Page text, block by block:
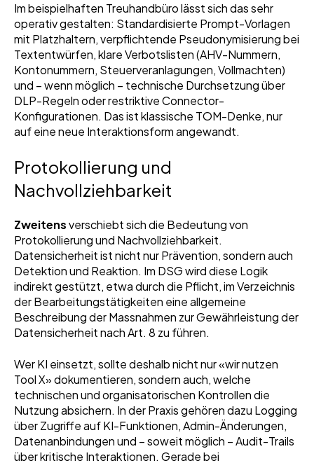
Im beispielhaften Treuhandbüro lässt sich das sehr
operativ gestalten: Standardisierte Prompt-Vorlagen
mit Platzhaltern, verpflichtende Pseudonymisierung bei
Textentwürfen, klare Verbotslisten (AHV-Nummern,
Kontonummern, Steuerveranlagungen, Vollmachten)
und – wenn möglich – technische Durchsetzung über
DLP-Regeln oder restriktive Connector-
Konfigurationen. Das ist klassische TOM-Denke, nur
auf eine neue Interaktionsform angewandt.
Protokollierung und
Nachvollziehbarkeit
Zweitensverschiebt sich die Bedeutung von
Protokollierung und Nachvollziehbarkeit.
Datensicherheit ist nicht nur Prävention, sondern auch
Detektion und Reaktion. Im DSG wird diese Logik
indirekt gestützt, etwa durch die Pflicht, im Verzeichnis
der Bearbeitungstätigkeiten eine allgemeine
Beschreibung der Massnahmen zur Gewährleistung der
Datensicherheit nach Art. 8 zu führen.
Wer KI einsetzt, sollte deshalb nicht nur «wir nutzen
Tool X» dokumentieren, sondern auch, welche
technischen und organisatorischen Kontrollen die
Nutzung absichern. In der Praxis gehören dazu Logging
über Zugriffe auf KI-Funktionen, Admin-Änderungen,
Datenanbindungen und – soweit möglich – Audit-Trails
über kritische Interaktionen. Gerade bei